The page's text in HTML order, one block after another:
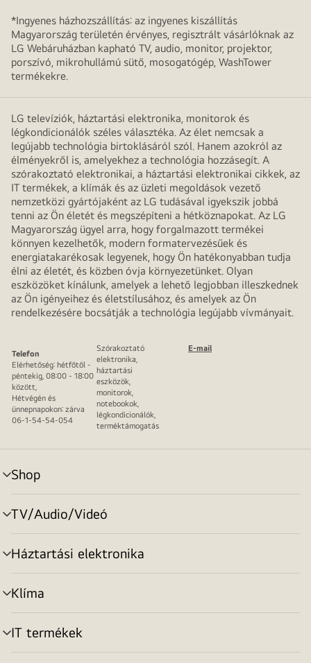
*Ingyenes házhozszállítás: az ingyenes kiszállítás
Magyarország területén érvényes, regisztrált vásárlóknak az
LG Webáruházban kapható TV, audio, monitor, projektor,
porszívó, mikrohullámú sütő, mosogatógép, WashTower
termékekre.
LG televíziók, háztartási elektronika, monitorok és
légkondicionálók széles választéka. Az élet nemcsak a
legújabb technológia birtoklásáról szól. Hanem azokról az
élményekről is, amelyekhez a technológia hozzásegít. A
szórakoztató elektronikai, a háztartási elektronikai cikkek, az
IT termékek, a klímák és az üzleti megoldások vezető
nemzetközi gyártójaként az LG tudásával igyekszik jobbá
tenni az Ön életét és megszépíteni a hétköznapokat. Az LG
Magyarország ügyel arra, hogy forgalmazott termékei
könnyen kezelhetők, modern formatervezésűek és
energiatakarékosak legyenek, hogy Ön hatékonyabban tudja
élni az életét, és közben óvja környezetünket. Olyan
eszközöket kínálunk, amelyek a lehető legjobban illeszkednek
az Ön igényeihez és életstílusához, és amelyek az Ön
rendelkezésére bocsátják a technológia legújabb vívmányait.
Telefon
Elérhetőség: hétfőtől -
péntekig, 08:00 - 18:00
között,
Hétvégén és
ünnepnapokon: zárva
06-1-54-54-054
Szórakoztató
elektronika,
háztartási
eszközök,
monitorok,
notebookok,
légkondicionálók,
terméktámogatás
E-mail
Shop
menu
toggle
TV/Audio/Videó
menu
toggle
Háztartási elektronika
menu
toggle
Klíma
menu
toggle
IT termékek
menu
toggle